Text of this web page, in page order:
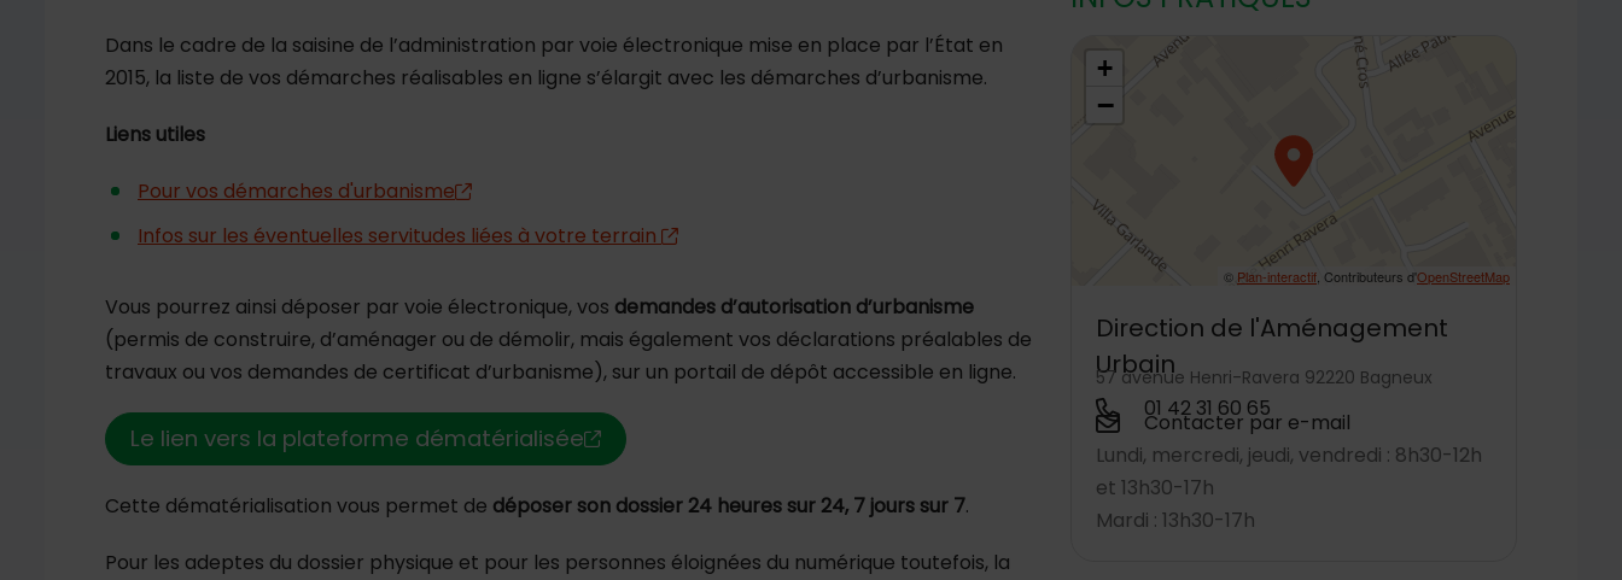
Dans le cadre de la saisine de l’administration par voie électronique mise en place par l’État en
2015, la liste de vos démarches réalisables en ligne s’élargit avec les démarches d’urbanisme.
Liens utiles
Pour vos démarches d'urbanisme
Infos sur les éventuelles servitudes liées à votre terrain
Vous pourrez ainsi déposer par voie électronique, vos demandes d’autorisation d’urbanisme
(permis de construire, d’aménager ou de démolir, mais également vos déclarations préalables de
travaux ou vos demandes de certificat d’urbanisme), sur un portail de dépôt accessible en ligne.
Le lien vers la plateforme dématérialisée
Cette dématérialisation vous permet de déposer son dossier 24 heures sur 24, 7 jours sur 7.
Pour les adeptes du dossier physique et pour les personnes éloignées du numérique toutefois, la
48.7989059,2.304048
+
−
© Plan-interactif , Contributeurs d'OpenStreetMap
Direction de l'Aménagement
Urbain
57 avenue Henri-Ravera 92220 Bagneux
01 42 31 60 65
Contacter par e-mail
Lundi, mercredi, jeudi, vendredi : 8h30-12h
et 13h30-17h
Mardi : 13h30-17h